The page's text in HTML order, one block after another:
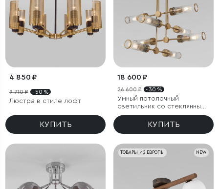
4 850 ₽
9 710 ₽ - 50 %
Люстра в стиле лофт
КУПИТЬ
18 600 ₽
26 600 ₽ - 30 %
Умный потолочный
светильник со стеклянными
плафонами
КУПИТЬ
NEW
ТОВАРЫ ИЗ ЕВРОПЫ